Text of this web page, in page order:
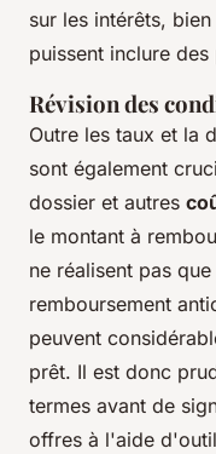
sur les intérêts,
puissent inclure des
Révision des
Outre les taux et la
sont également
dossier et autres
le montant à
ne réalisent pas
remboursement
peuvent
prêt. Il est donc
termes avant de
offres à l'aide